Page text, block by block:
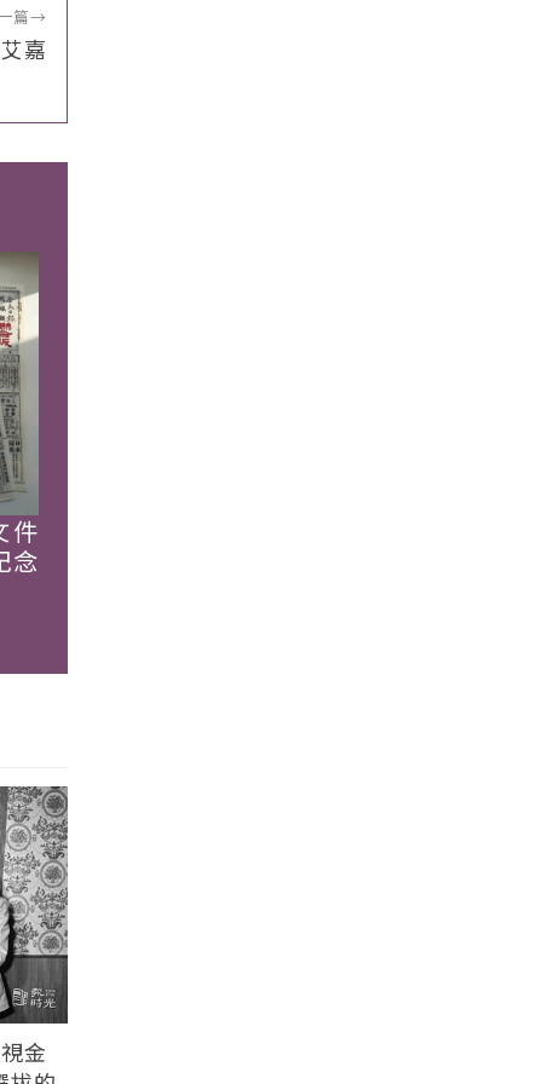
篇→
嘉
件
念
金